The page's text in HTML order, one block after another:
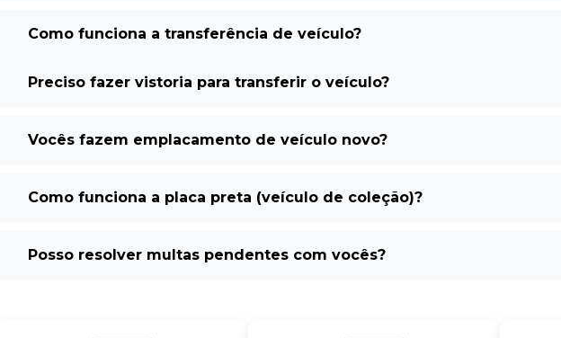
Como funciona a transferência de veículo?
Preciso fazer vistoria para transferir o veículo?
Vocês fazem emplacamento de veículo novo?
Como funciona a placa preta (veículo de coleção)?
Posso resolver multas pendentes com vocês?